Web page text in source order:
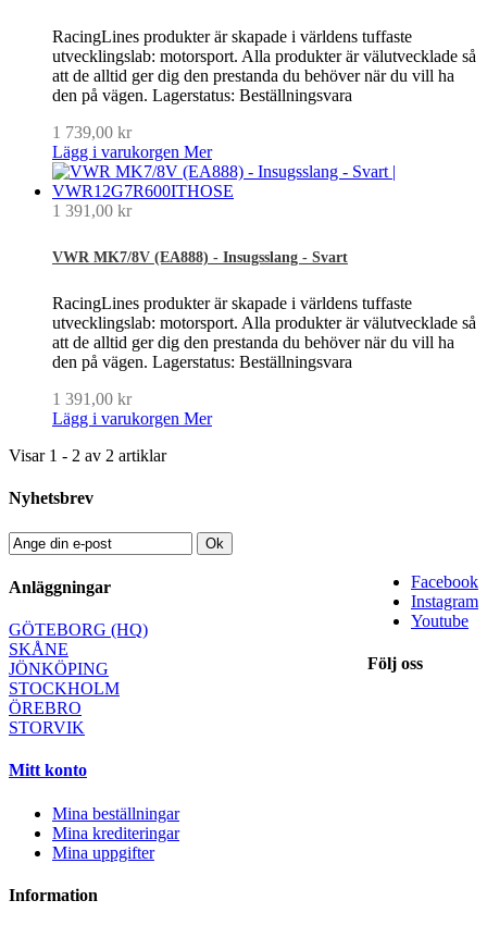
RacingLines produkter är skapade i världens tuffaste
utvecklingslab: motorsport. Alla produkter är välutvecklade så
att de alltid ger dig den prestanda du behöver när du vill ha
den på vägen. Lagerstatus: Beställningsvara
1 739,00 kr
Lägg i varukorgen Mer
1 391,00 kr
VWR MK7/8V (EA888) - Insugsslang - Svart
RacingLines produkter är skapade i världens tuffaste
utvecklingslab: motorsport. Alla produkter är välutvecklade så
att de alltid ger dig den prestanda du behöver när du vill ha
den på vägen. Lagerstatus: Beställningsvara
1 391,00 kr
Lägg i varukorgen Mer
Visar 1 - 2 av 2 artiklar
Nyhetsbrev
Ok
Facebook
Instagram
Youtube
Följ oss
Anläggningar
GÖTEBORG (HQ)
SKÅNE
JÖNKÖPING
STOCKHOLM
ÖREBRO
STORVIK
Mitt konto
Mina beställningar
Mina krediteringar
Mina uppgifter
Information